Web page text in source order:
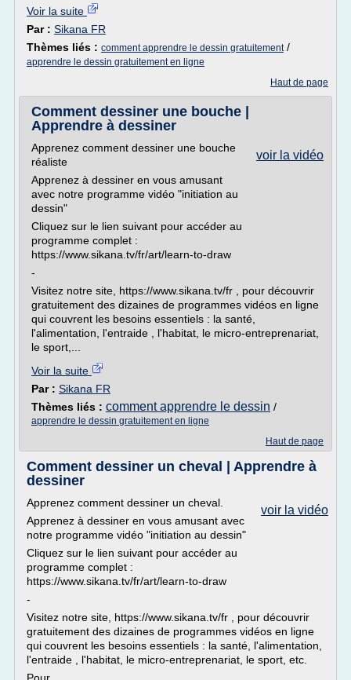
Voir la suite
Par : Sikana FR
Thèmes liés : comment apprendre le dessin gratuitement/
apprendre le dessin gratuitement en ligne
Haut de page
Comment dessiner une bouche |
Apprendre à dessiner
voir la vidéo
Apprenez comment dessiner une bouche
réaliste
Apprenez à dessiner en vous amusant
avec notre programme vidéo "initiation au
dessin"
Cliquez sur le lien suivant pour accéder au
programme complet :
https://www.sikana.tv/fr/art/learn-to-draw
-
Visitez notre site, https://www.sikana.tv/fr , pour découvrir
gratuitement des dizaines de programmes vidéos en ligne
qui couvrent les besoins essentiels : la santé,
l'alimentation, l'entraide , l'habitat, le micro-entreprenariat,
le sport,...
Voir la suite
Par : Sikana FR
Thèmes liés : comment apprendre le dessin /
apprendre le dessin gratuitement en ligne
Haut de page
Comment dessiner un cheval | Apprendre à
dessiner
voir la vidéo
Apprenez comment dessiner un cheval.
Apprenez à dessiner en vous amusant avec
notre programme vidéo "initiation au dessin"
Cliquez sur le lien suivant pour accéder au
programme complet :
https://www.sikana.tv/fr/art/learn-to-draw
-
Visitez notre site, https://www.sikana.tv/fr , pour découvrir
gratuitement des dizaines de programmes vidéos en ligne
qui couvrent les besoins essentiels : la santé, l'alimentation,
l'entraide , l'habitat, le micro-entreprenariat, le sport, etc.